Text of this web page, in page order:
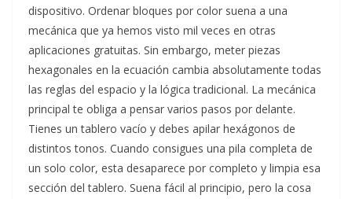
dispositivo. Ordenar bloques por color suena a una
mecánica que ya hemos visto mil veces en otras
aplicaciones gratuitas. Sin embargo, meter piezas
hexagonales en la ecuación cambia absolutamente todas
las reglas del espacio y la lógica tradicional. La mecánica
principal te obliga a pensar varios pasos por delante.
Tienes un tablero vacío y debes apilar hexágonos de
distintos tonos. Cuando consigues una pila completa de
un solo color, esta desaparece por completo y limpia esa
sección del tablero. Suena fácil al principio, pero la cosa